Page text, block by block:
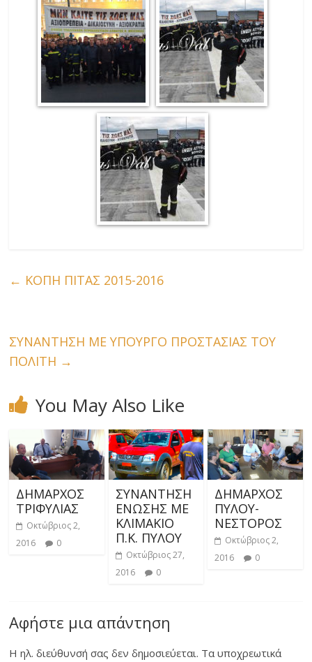
← ΚΟΠΗ ΠΙΤΑΣ 2015-2016
ΣΥΝΑΝΤΗΣΗ ΜΕ ΥΠΟΥΡΓΟ ΠΡΟΣΤΑΣΙΑΣ ΤΟΥ
ΠΟΛΙΤΗ →
You May Also Like
ΔΗΜΑΡΧΟΣ
ΤΡΙΦΥΛΙΑΣ
Οκτώβριος 2,
2016
0
ΣΥΝΑΝΤΗΣΗ
ΕΝΩΣΗΣ ΜΕ
ΚΛΙΜΑΚΙΟ
Π.Κ. ΠΥΛΟΥ
Οκτώβριος 27,
2016
0
ΔΗΜΑΡΧΟΣ
ΠΥΛΟΥ-
ΝΕΣΤΟΡΟΣ
Οκτώβριος 2,
2016
0
Αφήστε μια απάντηση
Η ηλ. διεύθυνσή σας δεν δημοσιεύεται. Τα υποχρεωτικά